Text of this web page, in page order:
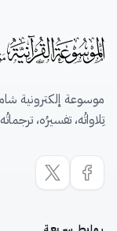
موسوعة إلكترونية
تِلاواتُه، تفسيرُه،